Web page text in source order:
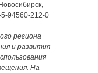
5-94560-212-0
региона
и развития
На